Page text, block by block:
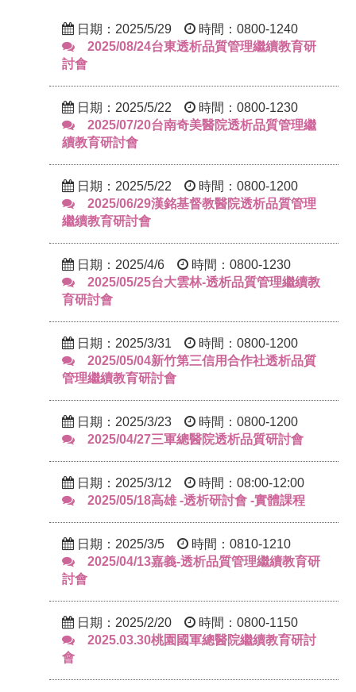
日期：2025/5/29
時間：0800-1240
2025/08/24台東透析品質管理繼續教育研
討會
日期：2025/5/22
時間：0800-1230
2025/07/20台南奇美醫院透析品質管理繼
續教育研討會
日期：2025/5/22
時間：0800-1200
2025/06/29漢銘基督教醫院透析品質管理
繼續教育研討會
日期：2025/4/6
時間：0800-1230
2025/05/25台大雲林-透析品質管理繼續教
育研討會
日期：2025/3/31
時間：0800-1200
2025/05/04新竹第三信用合作社透析品質
管理繼續教育研討會
日期：2025/3/23
時間：0800-1200
2025/04/27三軍總醫院透析品質研討會
日期：2025/3/12
時間：08:00-12:00
2025/05/18高雄 -透析研討會 -實體課程
日期：2025/3/5
時間：0810-1210
2025/04/13嘉義-透析品質管理繼續教育研
討會
日期：2025/2/20
時間：0800-1150
2025.03.30桃園國軍總醫院繼續教育研討
會